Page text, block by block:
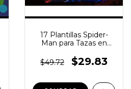
17 Plantillas Spider-
Man para Tazas en
$49.72
$29.83